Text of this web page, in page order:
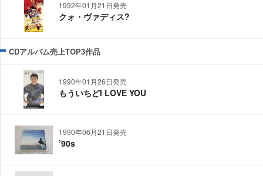
1992年01月21日発売
クォ・ヴァディス?
CDアルバム売上TOP3作品
1990年01月26日発売
もういちどI LOVE YOU
1990年06月21日発売
’90s